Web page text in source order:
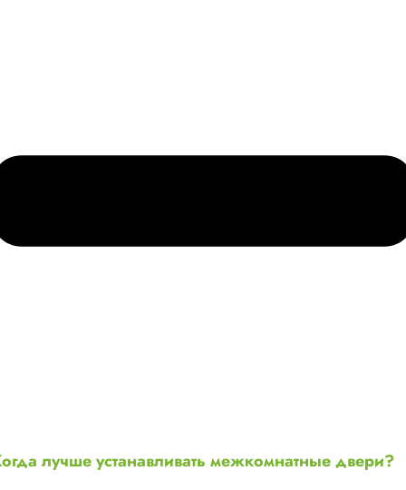
лучше устанавливать межкомнатные двери?